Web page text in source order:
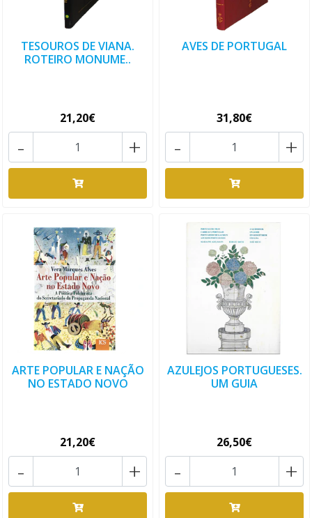
TESOUROS DE VIANA.
ROTEIRO MONUME..
21,20€
+
-
AVES DE PORTUGAL
31,80€
+
-
ARTE POPULAR E NAÇÃO
NO ESTADO NOVO
21,20€
+
-
AZULEJOS PORTUGUESES.
UM GUIA
26,50€
+
-